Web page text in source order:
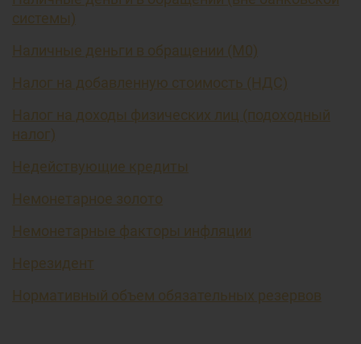
системы)
Наличные деньги в обращении (М0)
Налог на добавленную стоимость (НДС)
Налог на доходы физических лиц (подоходный
налог)
Недействующие кредиты
Немонетарное золото
Немонетарные факторы инфляции
Нерезидент
Нормативный объем обязательных резервов